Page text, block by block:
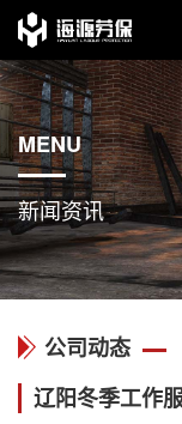
MENU
新闻资讯
公司动态
辽阳冬季工作